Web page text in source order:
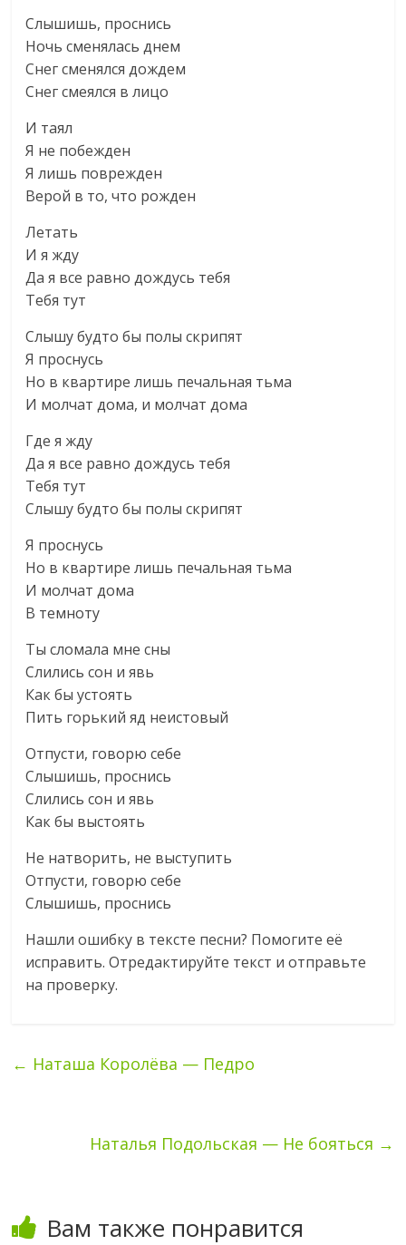
Слышишь, проснись
Ночь сменялась днем
Снег сменялся дождем
Снег смеялся в лицо
И таял
Я не побежден
Я лишь поврежден
Верой в то, что рожден
Летать
И я жду
Да я все равно дождусь тебя
Тебя тут
Слышу будто бы полы скрипят
Я проснусь
Но в квартире лишь печальная тьма
И молчат дома, и молчат дома
Где я жду
Да я все равно дождусь тебя
Тебя тут
Слышу будто бы полы скрипят
Я проснусь
Но в квартире лишь печальная тьма
И молчат дома
В темноту
Ты сломала мне сны
Слились сон и явь
Как бы устоять
Пить горький яд неистовый
Отпусти, говорю себе
Слышишь, проснись
Слились сон и явь
Как бы выстоять
Не натворить, не выступить
Отпусти, говорю себе
Слышишь, проснись
Нашли ошибку в тексте песни? Помогите еë
исправить. Отредактируйте текст и отправьте
на проверку.
← Наташа Королёва — Педро
Наталья Подольская — Не бояться →
Вам также понравится